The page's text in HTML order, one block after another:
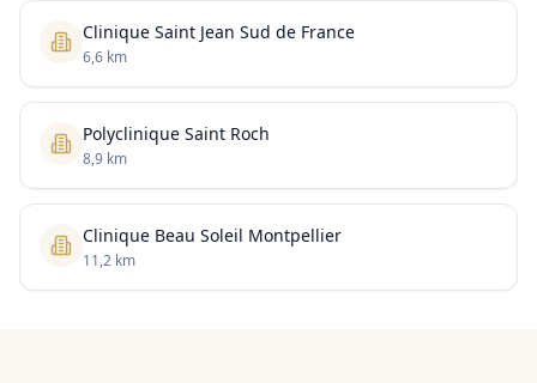
Clinique Saint Jean Sud de France
6,6 km
Polyclinique Saint Roch
8,9 km
Clinique Beau Soleil Montpellier
11,2 km